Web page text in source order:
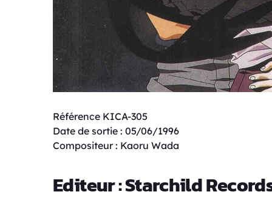
Référence KICA-305
Date de sortie : 05/06/1996
Compositeur : Kaoru Wada
Editeur : Starchild